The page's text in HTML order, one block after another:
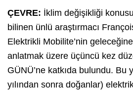
ÇEVRE: İklim değişikliği
bilinen ünlü araştırmacı
Elektrikli Mobilite’nin
anlatmak üzere üçüncü kez
GÜNÜ’ne katkıda bulundu. Bu
yılından sonra doğanlar)